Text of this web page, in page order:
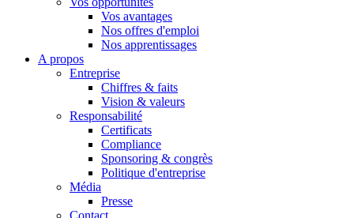
Vos avantages
Nos offres d'emploi
Nos apprentissages
A propos
Entreprise
Chiffres & faits
Vision & valeurs
Responsabilité
Certificats
Compliance
Sponsoring & congrès
Politique d'entreprise
Média
Presse
Contact